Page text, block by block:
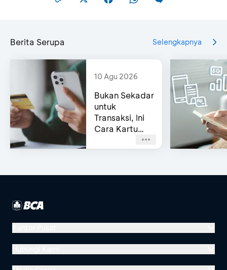
Berita Serupa Selengkapnya
10 Agu 2026
Bukan Sekadar
untuk
Transaksi, Ini
Cara Kartu
Bantu Kelola
Menara BCA, Grand Indonesia
Jl. MH Thamrin No. 1